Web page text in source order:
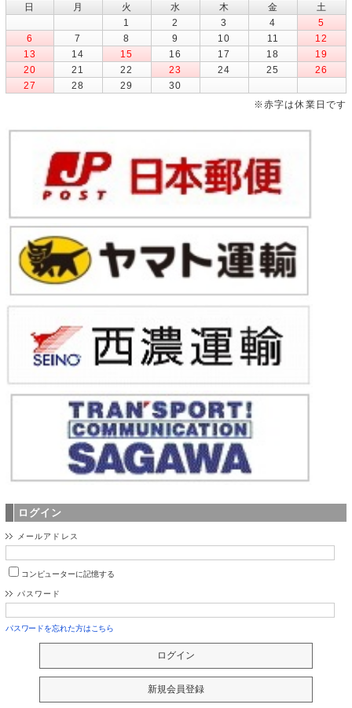
日
月 火 水 木 金
土
1
2 3 4
5
6
7 8 9 10 11
12
13
14 15 16 17 18
19
20
21 22 23 24 25
26
27
28 29
30
※赤字は休業日です
ログイン
メールアドレス
コンピューターに記憶する
パスワード
パスワードを忘れた方はこちら